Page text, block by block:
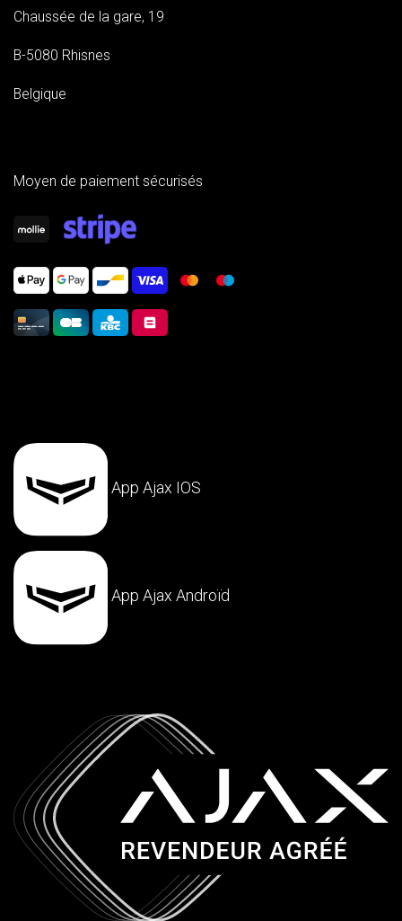
Chaussée de la gare, 19
B-5080 Rhisnes
Belgique
Moyen de paiement sécurisés
App Ajax IOS
App Ajax Androïd